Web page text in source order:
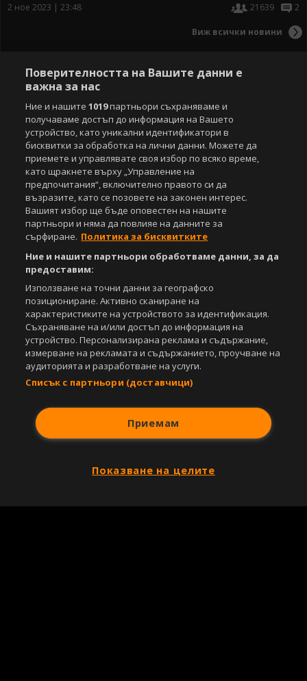
2 ное 2023 | 23:48 21639 2
Виж всички новини
Поверителността на Вашите данни е
важна за нас
Ние и нашите1019партньори съхраняваме и
получаваме достъп до информация на Вашето
устройство, като уникални идентификатори в
бисквитки за обработка на лични данни. Можете да
приемете и управлявате своя избор по всяко време,
като щракнете върху „Управление на
предпочитания“, включително правото си да
възразите, като се позовете на законен интерес.
Вашият избор ще бъде оповестен на нашите
партньори и няма да повлияе на данните за
сърфиране. Политика за бисквитките
Ние и нашите партньори обработваме данни, за да
предоставим:
Използване на точни данни за географско
позициониране. Активно сканиране на
характеристиките на устройството за идентификация.
Съхраняване на и/или достъп до информация на
устройство. Персонализирана реклама и съдържание,
измерване на рекламата и съдържанието, проучване на
аудиторията и разработване на услуги.
Списък с партньори (доставчици)
Приемам
Показване на целите